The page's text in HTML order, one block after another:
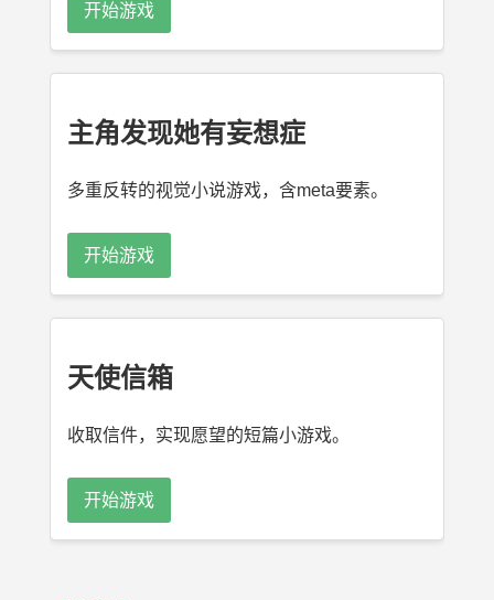
开始游戏
主角发现她有妄想症
多重反转的视觉小说游戏，含meta要素。
开始游戏
天使信箱
收取信件，实现愿望的短篇小游戏。
开始游戏